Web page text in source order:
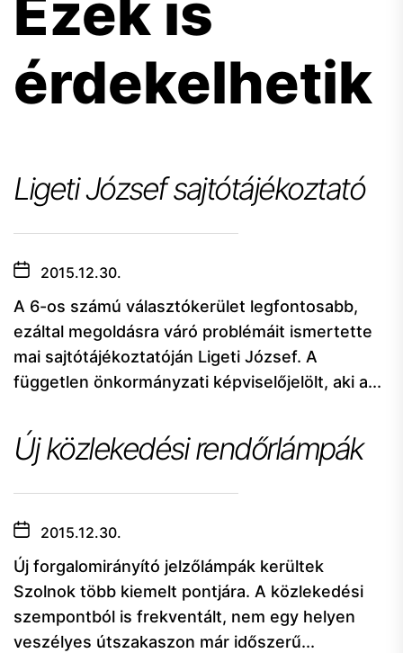
Ezek is
érdekelhetik
Ligeti József sajtótájékoztató
2015.12.30.
A 6-os számú választókerület legfontosabb,
ezáltal megoldásra váró problémáit ismertette
mai sajtótájékoztatóján Ligeti József. A
független önkormányzati képviselőjelölt, aki a...
Új közlekedési rendőrlámpák
2015.12.30.
Új forgalomirányító jelzőlámpák kerültek
Szolnok több kiemelt pontjára. A közlekedési
szempontból is frekventált, nem egy helyen
veszélyes útszakaszon már időszerű...